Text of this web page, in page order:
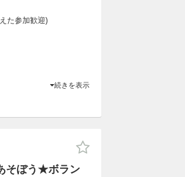
た参加歓迎)
続きを表示
そぼう★ボラン